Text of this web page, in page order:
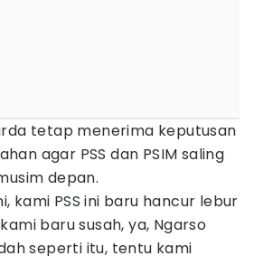
tetap menerima keputusan
agar PSS dan PSIM saling
depan.
kami PSS ini baru hancur lebur
baru susah, ya, Ngarso
seperti itu, tentu kami